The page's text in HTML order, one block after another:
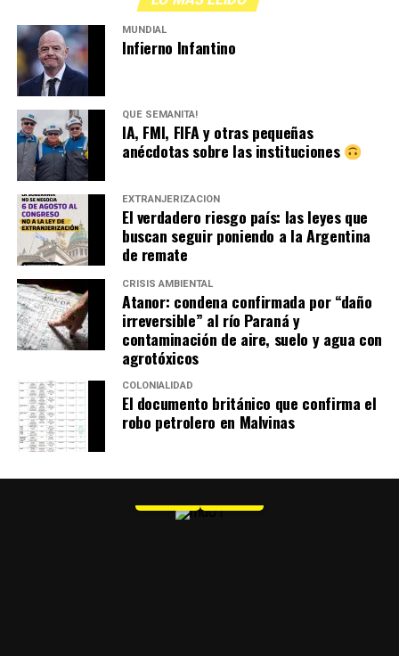
MUNDIAL
Infierno Infantino
QUÉ SEMANITA!
IA, FMI, FIFA y otras pequeñas
anécdotas sobre las instituciones
EXTRANJERIZACIÓN
El verdadero riesgo país: las leyes que
buscan seguir poniendo a la Argentina
de remate
CRISIS AMBIENTAL
Atanor: condena confirmada por “daño
irreversible” al río Paraná y
contaminación de aire, suelo y agua con
agrotóxicos
COLONIALIDAD
El documento británico que confirma el
robo petrolero en Malvinas